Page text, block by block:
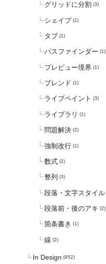
グリッドに分割 (3)
シェイプ (1)
タブ (1)
パスファインダー (1)
プレビュー境界 (1)
ブレンド (1)
ライブペイント (3)
ライブラリ (1)
問題解決 (2)
強制改行 (1)
数式 (2)
整列 (3)
段落・文字スタイル
段落前・後のアキ (2)
箇条書き (1)
線 (2)
In Design (952)